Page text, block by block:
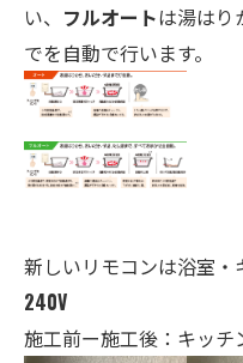
い、 フルオートは湯はり
でを自動で行います。
新しいリモコンは浴室・
240V
施工前ー施工後：キッチ